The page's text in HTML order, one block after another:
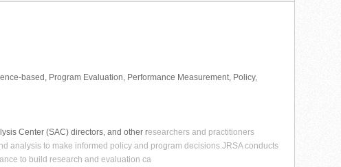
based, Program Evaluation, Performance Measurement, Policy,
Center (SAC) directors, and other researchers and practitioners
analysis to make informed policy and program decisions.JRSA conducts
to build research and evaluation ca